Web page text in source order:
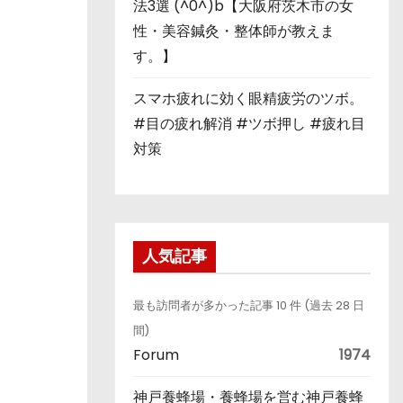
法3選 (^0^)b【大阪府茨木市の女
性・美容鍼灸・整体師が教えま
す。】
スマホ疲れに効く眼精疲労のツボ。
#目の疲れ解消 #ツボ押し #疲れ目
対策
人気記事
最も訪問者が多かった記事 10 件 (過去 28 日
間)
Forum 1974
神戸養蜂場・養蜂場を営む神戸養蜂